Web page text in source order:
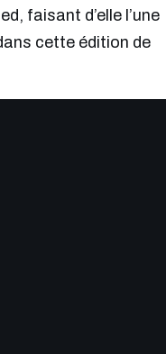
faisant d’elle l’une
cette édition de